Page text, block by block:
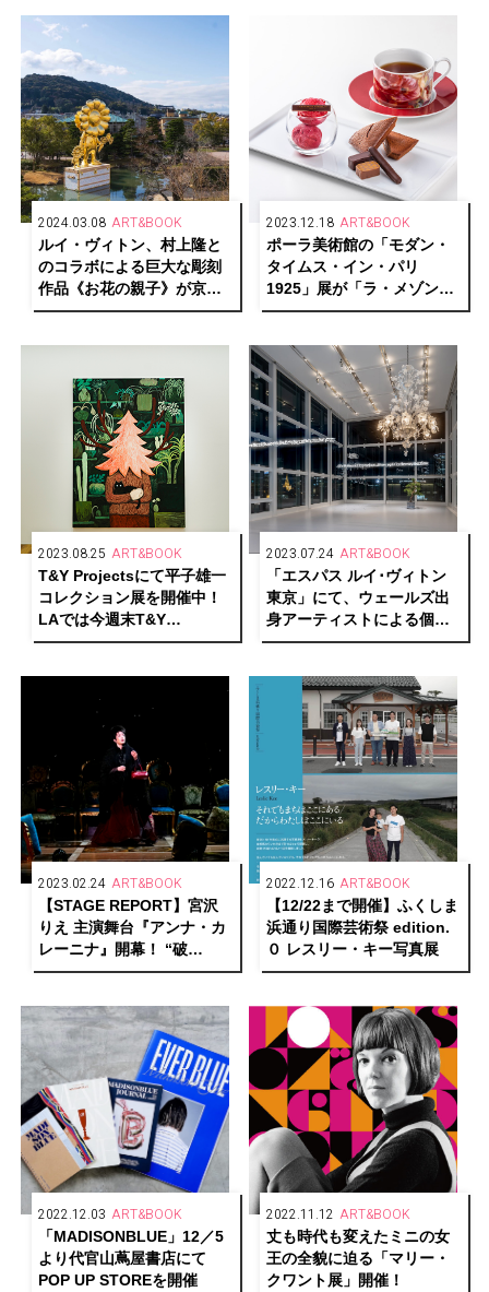
2024.03.08 ART&BOOK
ルイ・ヴィトン、村上隆と
のコラボによる巨大な彫刻
作品《お花の親子》が京都
市京セラ美術館の日本庭園
2023.12.18 ART&BOOK
ポーラ美術館の「モダン・
タイムス・イン・パリ
1925」展が「ラ・メゾン・
デュ・ショコラ」とコラボ
2023.08.25 ART&BOOK
T&Y Projectsにて平子雄一
コレクション展を開催中！
LAでは今週末T&Y
GALLERYがオープン！
2023.07.24 ART&BOOK
「エスパス ルイ･ヴィトン
東京」にて、ウェールズ出
身アーティストによる個展
「L>espace)(…｣を開催
2023.02.24 ART&BOOK
【STAGE REPORT】宮沢
りえ 主演舞台『アンナ・カ
レーニナ』開幕！ “破
滅“と“希望”、それぞれの真
繊細に描く！
2022.12.16 ART&BOOK
【12/22まで開催】ふくしま
浜通り国際芸術祭 edition.
０ レスリー・キー写真展
2022.12.03 ART&BOOK
「MADISONBLUE」12／5
より代官山蔦屋書店にて
POP UP STOREを開催
2022.11.12 ART&BOOK
丈も時代も変えたミニの女
王の全貌に迫る「マリー・
クワント展」開催！